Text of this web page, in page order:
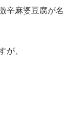
辛麻婆豆腐が名
が、